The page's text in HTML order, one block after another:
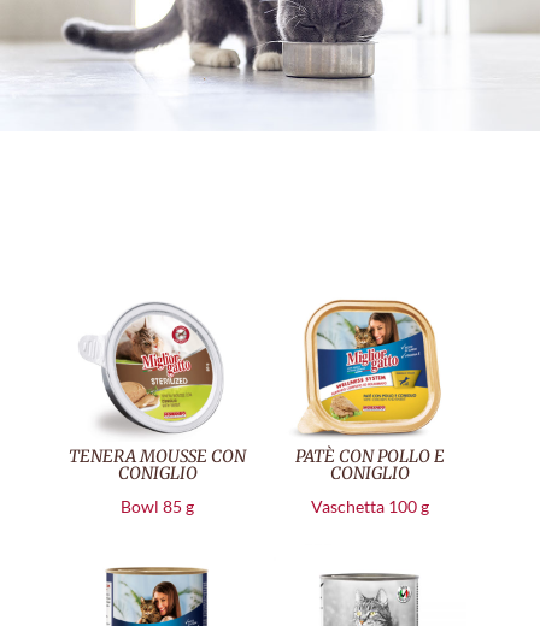
TENERA MOUSSE CON
CONIGLIO
Bowl 85 g
PATÈ CON POLLO E
CONIGLIO
Vaschetta 100 g